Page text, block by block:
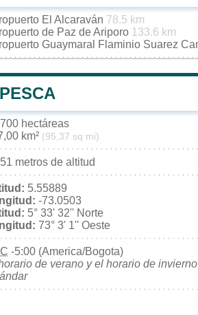
El Alcaraván 78.5 km
de Paz de Ariporo 133.6 km
Guaymaral Flaminio Suarez
hectáreas
km² (95,37 sq mi)
metros de altitud
5.55889
-73.0503
5° 33' 32'' Norte
73° 3' 1'' Oeste
-5:00 (America/Bogota)
de verano y el horario de